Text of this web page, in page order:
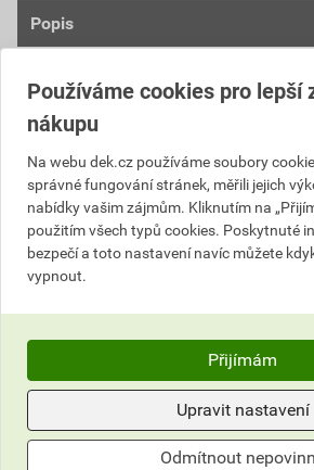
Popis
Menabo Professional je
střešních nosičů určených pro
tak aby splňoval i ty
zákazníků.
Mezi hlavní přednosti
odolnost a zatížitelnost až
Montážní kit je potřebný pro
vozidlo použijte aplikační
dokumenty.
Informace o ceně
Používáme cookies pro lepší
nákupu
Na webu dek.cz používáme soubory
správné fungování stránek, měřili jejich
nabídky vašim zájmům. Kliknutím na
použitím všech typů cookies. Poskytnuté
bezpečí a toto nastavení navíc můžete
vypnout.
Přijímám
Upravit nastavení
Odmítnout